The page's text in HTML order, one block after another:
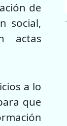
de
social,
actas
a lo
que